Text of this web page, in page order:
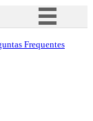
Frequentes